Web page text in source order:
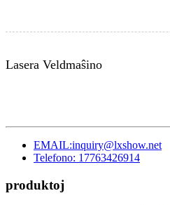
Lasera Veldmaŝino
EMAIL:inquiry@lxshow.net
Telefono: 17763426914
produktoj